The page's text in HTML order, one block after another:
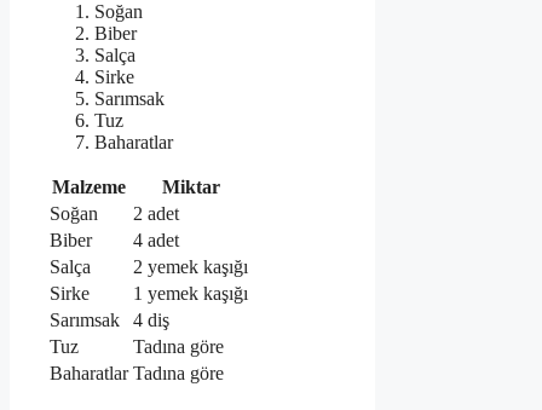
Soğan
Biber
Salça
Sirke
Sarımsak
Tuz
Baharatlar
Malzeme
Miktar
Soğan
2 adet
Biber
4 adet
Salça
2 yemek kaşığı
Sirke
1 yemek kaşığı
Sarımsak
4 diş
Tuz
Tadına göre
Baharatlar Tadına göre